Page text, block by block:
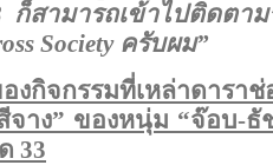
สามารถเข้าไปติดตาม
Society ครับผม”
กิจกรรมที่เหล่าดาราช่
จาง” ของหนุ่ม “จ๊อบ-ธั
33